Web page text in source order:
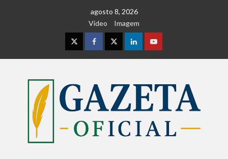
agosto 8, 2026
Vídeo
Imagem
InstagramFacebookTwitterLinkedinYoutube